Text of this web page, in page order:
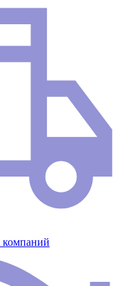
компаний